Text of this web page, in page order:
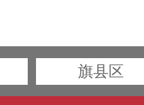
旗县区